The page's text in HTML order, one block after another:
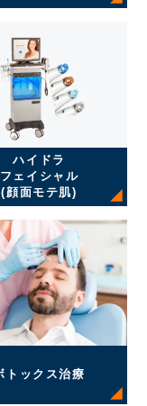
ハイドラ
フェイシャル
(顔面モテ肌)
トックス治療